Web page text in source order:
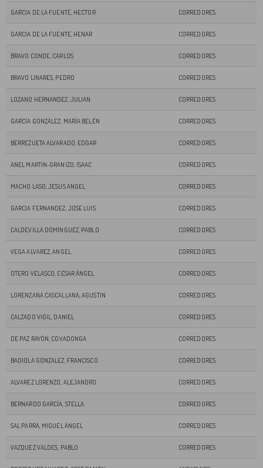
GARCIA DE LA FUENTE, HECTOR CORREDORES
GARCIA DE LA FUENTE, HENAR CORREDORES
BRAVO CONDE, CARLOS CORREDORES
BRAVO LINARES, PEDRO CORREDORES
LOZANO HERNANDEZ, JULIAN CORREDORES
GARCÍA GONZÁLEZ, MARÍA BELÉN CORREDORES
BERREZUETA ALVARADO, EDGAR CORREDORES
ANEL MARTIN-GRANIZO, ISAAC CORREDORES
MACHO LASO, JESUS ANGEL CORREDORES
GARCIA FERNANDEZ, JOSE LUIS CORREDORES
CALDEVILLA DOMÍNGUEZ, PABLO CORREDORES
VEGA ALVAREZ, ANGEL CORREDORES
OTERO VELASCO, CÉSAR ÁNGEL CORREDORES
LORENZANA CASCALLANA, AGUSTIN CORREDORES
CALZADO VIGIL, DANIEL CORREDORES
DE PAZ RAYÓN, COVADONGA CORREDORES
BADIOLA GONZALEZ, FRANCISCO CORREDORES
ALVAREZ LORENZO, ALEJANDRO CORREDORES
BERNARDO GARCÍA, STELLA CORREDORES
SAL PARRA, MIGUEL ÁNGEL CORREDORES
VAZQUEZ VALDES, PABLO CORREDORES